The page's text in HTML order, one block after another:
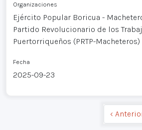
Organizaciones
Ejército Popular Boricua -
Partido Revolucionario de los
Puertorriqueños (PRTP-Macheteros)
Fecha
2025-09-23
‹